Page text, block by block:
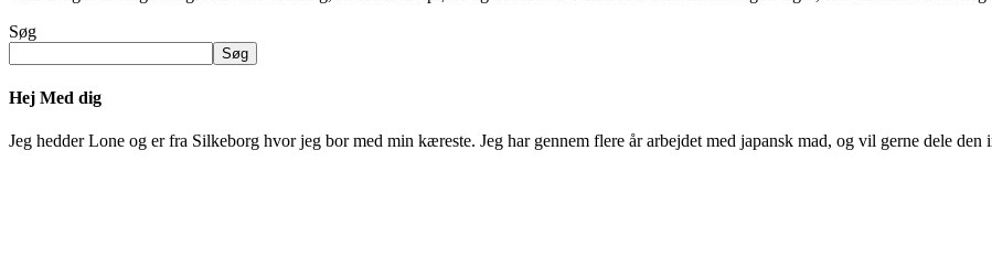
Søg
Søg
Hej Med dig
Jeg hedder Lone og er fra Silkeborg hvor jeg bor med min kæreste. Jeg har gennem flere år arbejdet med japansk mad, og vil gerne dele